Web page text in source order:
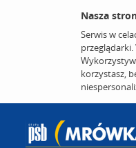
Nasza
Serwis w
korzystasz,